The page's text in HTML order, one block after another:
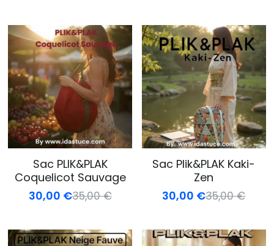
Sac PLIK&PLAK
Coquelicot Sauvage
30,00 €35,00 €
Sac Plik&PLAK Kaki-
Zen
30,00 €35,00 €